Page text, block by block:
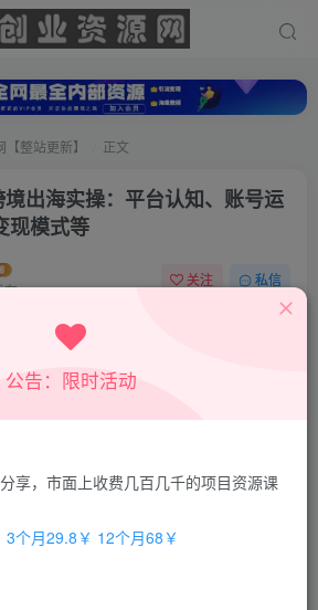
【整站更新】 正文
出海实操：平台认知、账号运
现模式等
布
关注 私信
立即购买
陆后购买，办理会员包月更省钱，可保存购
公告：限时活动
享，市面上收费几百几千的项目资源课
个月29.8￥ 12个月68￥